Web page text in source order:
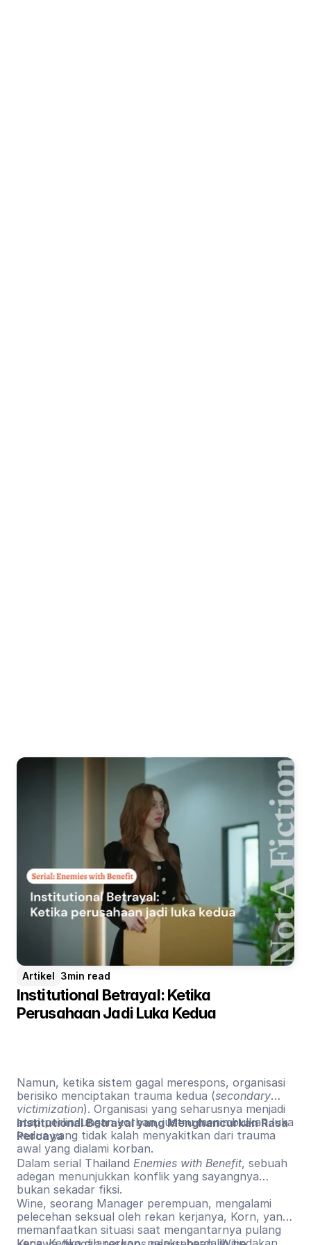
Artikel 3min read
Institutional Betrayal: Ketika
Perusahaan Jadi Luka Kedua
Namun, ketika sistem gagal merespons, organisasi
berisiko menciptakan trauma kedua (secondary
victimization). Organisasi yang seharusnya menjadi
atap perlindungan korban, justru menimbulkan luka
kedua yang tidak kalah menyakitkan dari trauma
awal yang dialami korban.
Institutional Betrayal yang Menghancurkan Rasa
Percaya
Dalam serial Thailand Enemies with Benefit, sebuah
adegan menunjukkan konflik yang sayangnya
bukan sekadar fiksi.
Wine, seorang Manager perempuan, mengalami
pelecehan seksual oleh rekan kerjanya, Korn, yang
memanfaatkan situasi saat mengantarnya pulang